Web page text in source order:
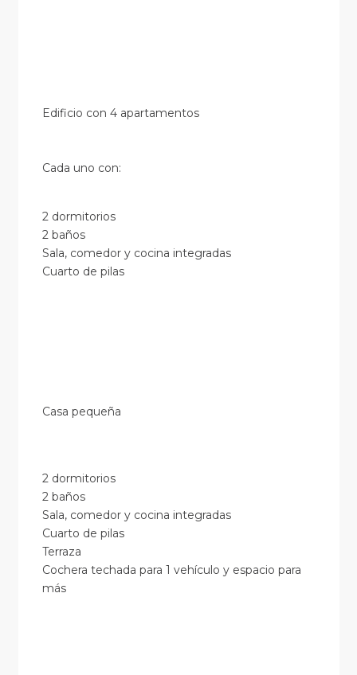
Edificio con 4 apartamentos
Cada uno con:
2 dormitorios
2 baños
Sala, comedor y cocina integradas
Cuarto de pilas
Casa pequeña
2 dormitorios
2 baños
Sala, comedor y cocina integradas
Cuarto de pilas
Terraza
Cochera techada para 1 vehículo y espacio para
más